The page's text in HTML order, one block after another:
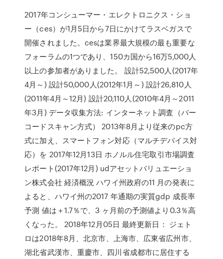
2017年コンシューマー・エレクトロニクス・ショ
ー（ces）が1月5日から7日にかけてラスベガスで
開催されました。cesは業界最大規模の最も重要な
フォーラムの1つであり、150カ国から16万5,000人
以上の参加者がありました。 設計52,500人(2017年
4月～) 設計50,000人(2012年1月～) 設計26,810人
(2011年4月～12月) 設計20,110人(2010年4月～2011
年3月) データ収集方法: インターネット調査（バー
コードスキャン方式） 2013年8月より従来のpc方
式に加え、スマートフォン対応（マルチデバイス対
応）を 2017年12月13日 ホノルル住宅取引市場調査
レポート(2017年12月) udアセットバリュエーショ
ン株式会社 経済概況 ハワイ州政府の11 月の発表に
よると、ハワイ州の2017 年通期の実質gdp 成長率
予測 値は＋1.7％で、3 ヶ月前の予測値より0.3％高
くなった。 2018年12月05日 最終更新日： ジェト
ロは2018年8月、北京市、上海市、広東省広州市、
湖北省武漢市、重慶市、四川省成都市に居住する